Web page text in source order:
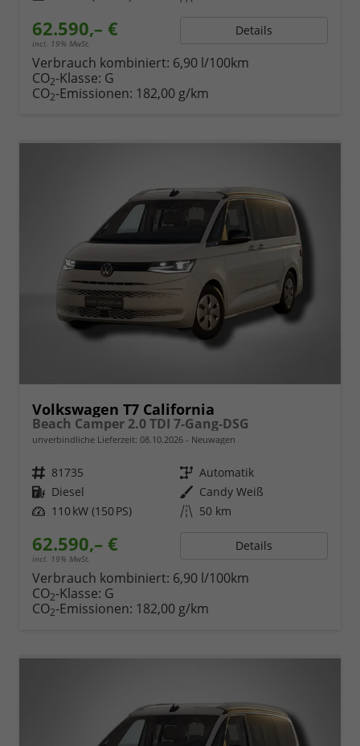
62.590,– €
incl. 19% MwSt.
Details
Verbrauch kombiniert: 6,90 l/100km
CO2-Klasse: G
CO2-Emissionen: 182,00 g/km
Volkswagen T7 California
Beach Camper 2.0 TDI 7-Gang-DSG
unverbindliche Lieferzeit: 08.10.2026 Neuwagen
Fahrzeugnr. 81735 Getriebe Automatik
Kraftstoff Diesel Außenfarbe Candy Weiß
Leistung 110 kW (150 PS) Kilometerstand 50 km
62.590,– €
incl. 19% MwSt.
Details
Verbrauch kombiniert: 6,90 l/100km
CO2-Klasse: G
CO2-Emissionen: 182,00 g/km